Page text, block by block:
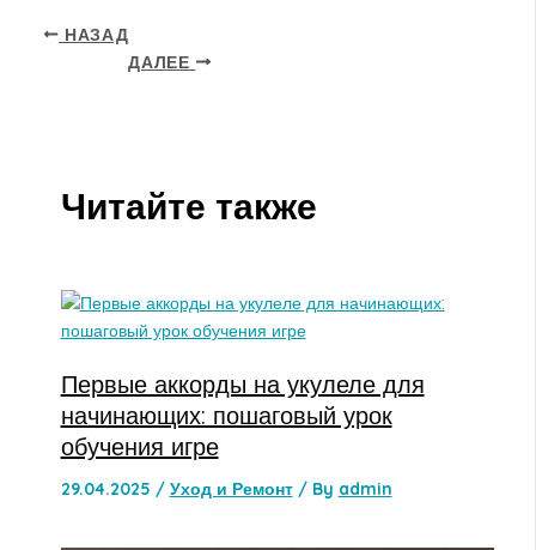
НАЗАД
ДАЛЕЕ
Читайте также
Первые аккорды на укулеле для
начинающих: пошаговый урок
обучения игре
29.04.2025 / Уход и Ремонт/ By admin